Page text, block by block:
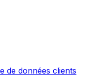
de données clients